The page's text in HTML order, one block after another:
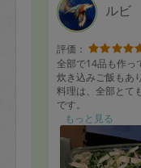
ルビ
評価：
全部で14品も作っ
炊き込みご飯もあ
料理は、全部とて
です。
2歳の子供とペッ
の知識も豊富な方
らいました。
またぜひお願いし
もっと見る